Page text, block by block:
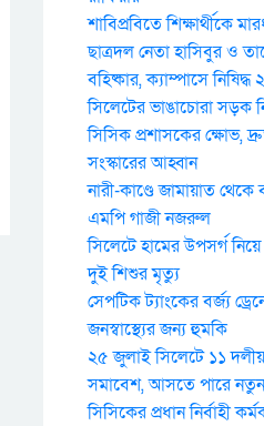
শাবিপ্রবিতে শিক্ষার্থীকে
ছাত্রদল নেতা হাসিবুর ও
বহিষ্কার, ক্যাম্পাসে
সিলেটের ভাঙাচোরা সড়ক
সিসিক প্রশাসকের ক্ষোভ,
সংস্কারের আহ্বান
নারী-কাণ্ডে জামায়াত থেকে
এমপি গাজী নজরুল
সিলেটে হামের উপসর্গ
দুই শিশুর মৃত্যু
সেপটিক ট্যাংকের বর্জ্য
জনস্বাস্থ্যের জন্য হুমকি
২৫ জুলাই সিলেটে ১১
সমাবেশ, আসতে পারে নতুন
সিসিকের প্রধান নির্বাহী